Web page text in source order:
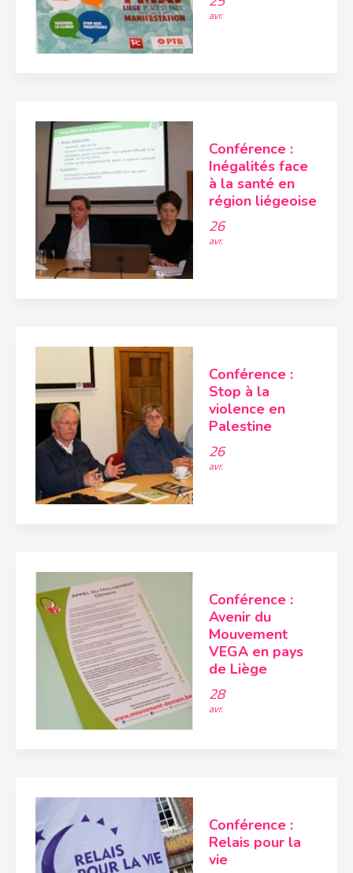
avr.
Conférence :
Inégalités face
à la santé en
région liégeoise
26
avr.
Conférence :
Stop à la
violence en
Palestine
26
avr.
Conférence :
Avenir du
Mouvement
VEGA en pays
de Liège
28
avr.
Conférence :
Relais pour la
vie